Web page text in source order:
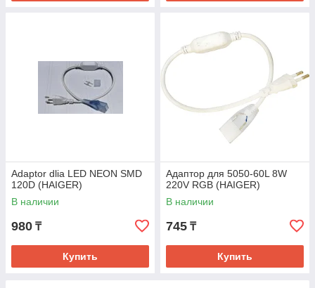
Adaptor dlia LED NEON SMD
120D (HAIGER)
В наличии
980 ₸
Купить
Адаптор для 5050-60L 8W
220V RGB (HAIGER)
В наличии
745 ₸
Купить